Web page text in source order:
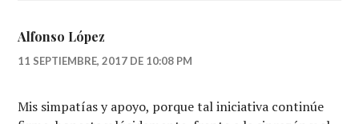
Alfonso López
11 SEPTIEMBRE, 2017 DE 10:08 PM
Mis simpatías y apoyo, porque tal iniciativa continúe